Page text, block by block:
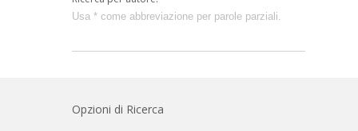
Usa * come abbreviazione per parole parziali.
Opzioni di Ricerca